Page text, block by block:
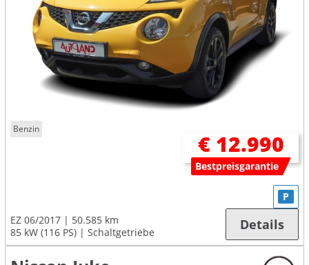
Benzin
€ 12.990
Bestpreisgarantie
EZ 06/2017
50.585 km
85 kW (116 PS)
Schaltgetriebe
P
Details